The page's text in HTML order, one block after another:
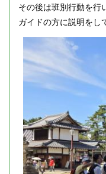
その後は班別行動を行
ガイドの方に説明をし